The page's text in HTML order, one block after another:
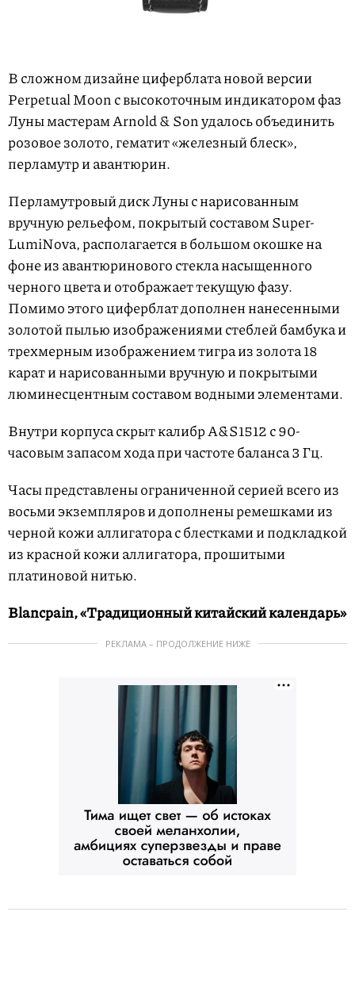
В сложном дизайне циферблата новой версии
Perpetual Moon с высокоточным индикатором фаз
Луны мастерам Arnold & Son удалось объединить
розовое золото, гематит «железный блеск»,
перламутр и авантюрин.
Перламутровый диск Луны с нарисованным
вручную рельефом, покрытый составом Super-
LumiNova, располагается в большом окошке на
фоне из авантюринового стекла насыщенного
черного цвета и отображает текущую фазу.
Помимо этого циферблат дополнен нанесенными
золотой пылью изображениями стеблей бамбука и
трехмерным изображением тигра из золота 18
карат и нарисованными вручную и покрытыми
люминесцентным составом водными элементами.
Внутри корпуса скрыт калибр A&S1512 с 90-
часовым запасом хода при частоте баланса 3 Гц.
Часы представлены ограниченной серией всего из
восьми экземпляров и дополнены ремешками из
черной кожи аллигатора с блестками и подкладкой
из красной кожи аллигатора, прошитыми
платиновой нитью.
Blancpain, «Традиционный китайский календарь»
РЕКЛАМА – ПРОДОЛЖЕНИЕ НИЖЕ